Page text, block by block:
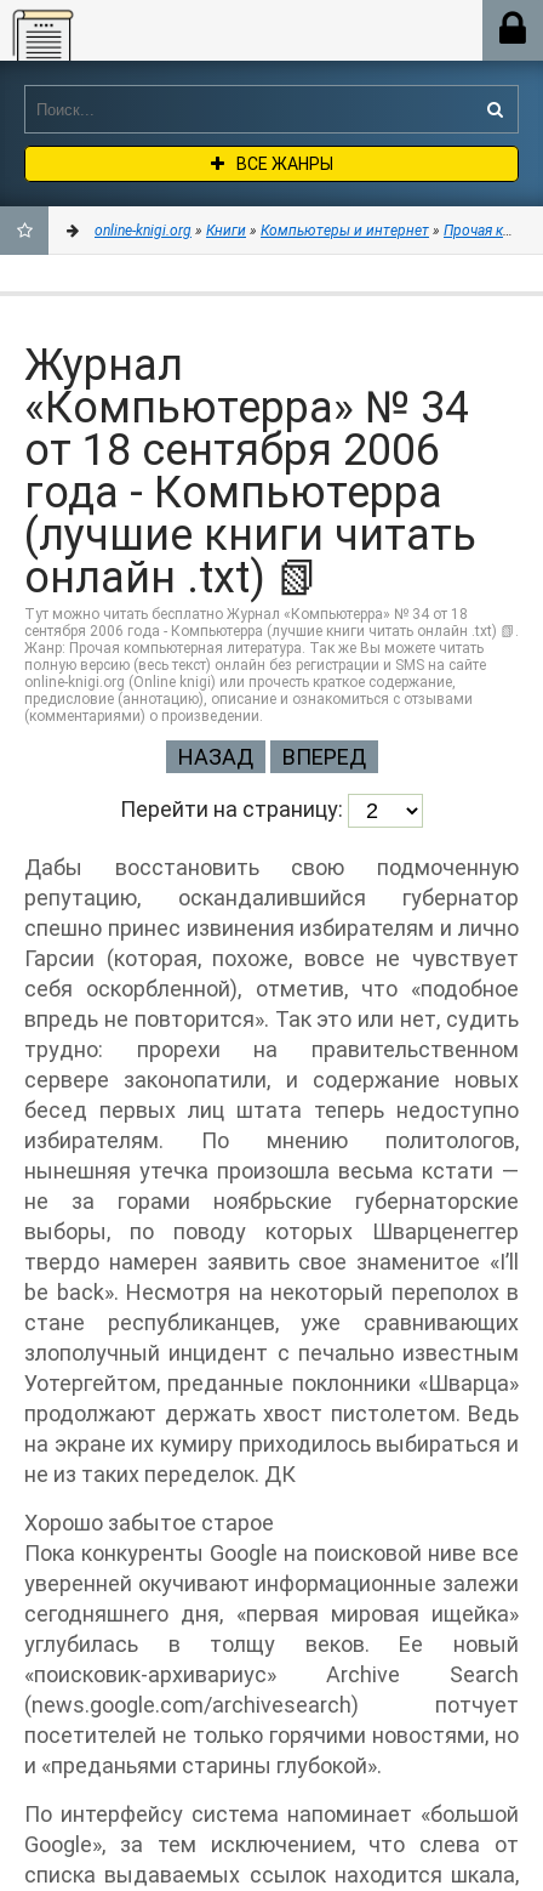
Online-knigi.org
ВСЕ ЖАНРЫ
ЗАКЛАДКИ
online-knigi.org » Книги » Компьютеры и интернет » Прочая
Журнал
«Компьютерра» № 34
от 18 сентября 2006
года - Компьютерра
(лучшие книги читать
онлайн .txt) 📗
Тут можно читать бесплатно Журнал «Компьютерра» № 34 от 18
сентября 2006 года - Компьютерра (лучшие книги читать онлайн .txt) 📗.
Жанр: Прочая компьютерная литература. Так же Вы можете читать
полную версию (весь текст) онлайн без регистрации и SMS на сайте
online-knigi.org (Online knigi) или прочесть краткое содержание,
предисловие (аннотацию), описание и ознакомиться с отзывами
(комментариями) о произведении.
НАЗАД ВПЕРЕД
Перейти на страницу:
Дабы восстановить свою подмоченную
репутацию, оскандалившийся губернатор
спешно принес извинения избирателям и лично
Гарсии (которая, похоже, вовсе не чувствует
себя оскорбленной), отметив, что «подобное
впредь не повторится». Так это или нет, судить
трудно: прорехи на правительственном
сервере законопатили, и содержание новых
бесед первых лиц штата теперь недоступно
избирателям. По мнению политологов,
нынешняя утечка произошла весьма кстати —
не за горами ноябрьские губернаторские
выборы, по поводу которых Шварценеггер
твердо намерен заявить свое знаменитое «I’ll
be back». Несмотря на некоторый переполох в
стане республиканцев, уже сравнивающих
злополучный инцидент с печально известным
Уотергейтом, преданные поклонники «Шварца»
продолжают держать хвост пистолетом. Ведь
на экране их кумиру приходилось выбираться и
не из таких переделок. ДК
Хорошо забытое старое
Пока конкуренты Google на поисковой ниве все
уверенней окучивают информационные залежи
сегодняшнего дня, «первая мировая ищейка»
углубилась в толщу веков. Ее новый
«поисковик-архивариус» Archive Search
(news.google.com/archivesearch) потчует
посетителей не только горячими новостями, но
и «преданьями старины глубокой».
По интерфейсу система напоминает «большой
Google», за тем исключением, что слева от
списка выдаваемых ссылок находится шкала,